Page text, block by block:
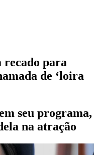
recado para
de ‘loira
seu programa,
na atração